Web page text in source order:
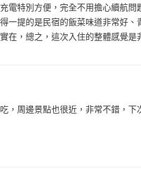
電特別方便，完全不用擔心續航
一提的是民宿的飯菜味道非常好
在，總之，這次入住的整體感覺是
，周邊景點也很近，非常不錯，